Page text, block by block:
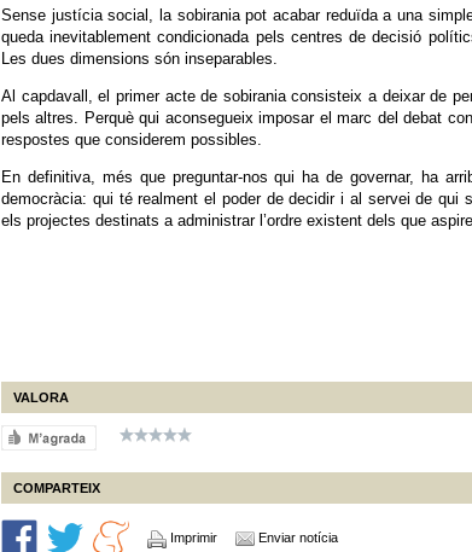
Sense justícia social, la sobirania pot acabar reduïda a una
queda inevitablement condicionada pels centres de decisió
Les dues dimensions són inseparables.
Al capdavall, el primer acte de sobirania consisteix a deixar de
pels altres. Perquè qui aconsegueix imposar el marc del debat
respostes que considerem possibles.
En definitiva, més que preguntar-nos qui ha de governar, ha
democràcia: qui té realment el poder de decidir i al servei de qui
els projectes destinats a administrar l’ordre existent dels que
VALORA
COMPARTEIX
Imprimir Enviar notícia